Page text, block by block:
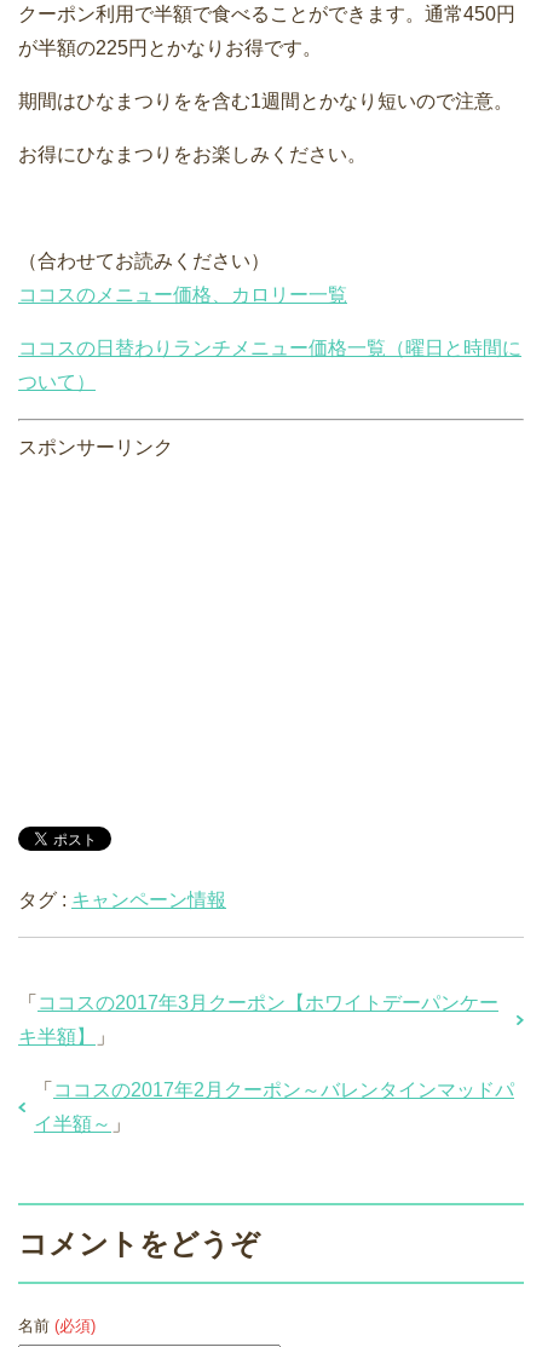
クーポン利用で半額で食べることができます。通常450円
が半額の225円とかなりお得です。
期間はひなまつりをを含む1週間とかなり短いので注意。
お得にひなまつりをお楽しみください。
（合わせてお読みください）
ココスのメニュー価格、カロリー一覧
ココスの日替わりランチメニュー価格一覧（曜日と時間に
ついて）
スポンサーリンク
タグ : キャンペーン情報
「 ココスの2017年3月クーポン【ホワイトデーパンケー
キ半額】
」
「 ココスの2017年2月クーポン～バレンタインマッドパ
イ半額～ 」
コメントをどうぞ
名前 (必須)